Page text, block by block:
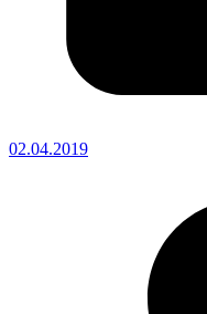
02.04.2019